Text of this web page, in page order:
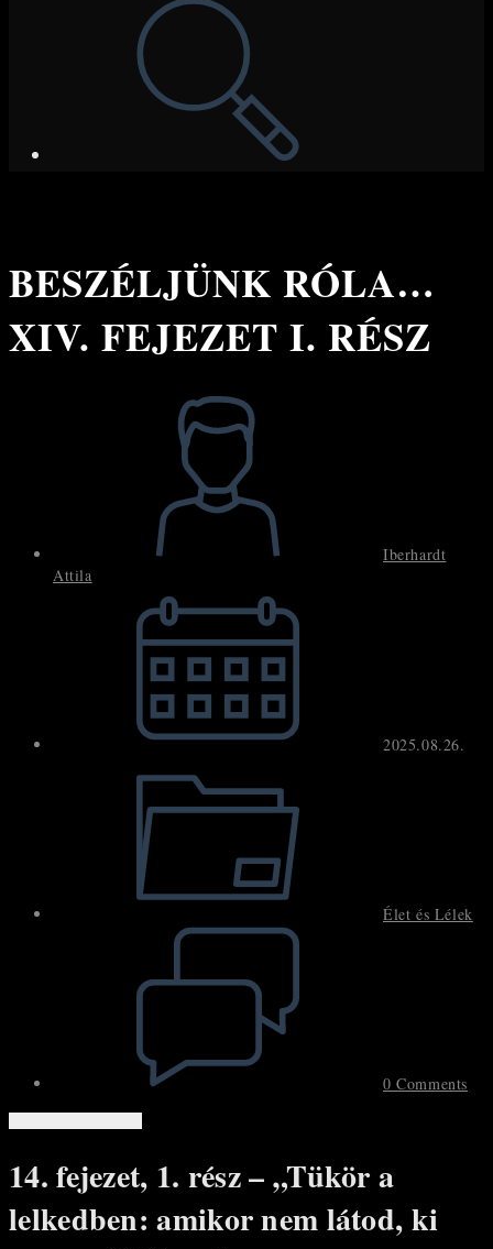
BESZÉLJÜNK RÓLA…
XIV. FEJEZET I. RÉSZ
Iberhardt
Attila
2025.08.26.
Élet és Lélek
0 Comments
14. fejezet, 1. rész – „Tükör a
lelkedben: amikor nem látod, ki